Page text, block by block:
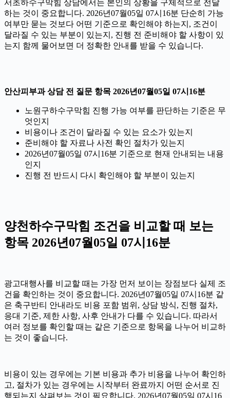
서초하수구막힘 상담에서는 본인의 상황을 구체적으로 전달
하는 것이 중요합니다. 2026년07월05일 07시16분 단순히 가능
여부만 묻는 것보다 어떤 기준으로 확인해야 하는지, 조건이
달라질 수 있는 부분이 있는지, 진행 전 준비해야 할 사항이 있
는지 함께 물어보면 더 정확한 안내를 받을 수 있습니다.
안산피부과 상담 전 질문 항목 2026년07월05일 07시16분
노원구하수구막힘 진행 가능 여부를 판단하는 기준은 무
엇인지
비용이나 조건이 달라질 수 있는 요소가 있는지
준비해야 할 자료나 사전 확인 절차가 있는지
2026년07월05일 07시16분 기준으로 현재 안내되는 내용
인지
진행 전 반드시 다시 확인해야 할 부분이 있는지
양천하수구막힘 조건을 비교할 때 보는
항목 2026년07월05일 07시16분
광고대행사를 비교할 때는 가장 먼저 보이는 장점보다 실제 조
건을 확인하는 것이 중요합니다. 2026년07월05일 07시16분 같
은 축구반티 안내라도 비용 포함 범위, 상담 방식, 진행 절차,
응대 기준, 제한 사항, 사후 안내가 다를 수 있습니다. 따라서
여러 정보를 확인할 때는 같은 기준으로 항목을 나누어 비교하
는 것이 좋습니다.
비용이 있는 경우에는 기본 비용과 추가 비용을 나누어 확인하
고, 절차가 있는 경우에는 시작부터 완료까지 어떤 순서로 진
행되는지 살펴보는 것이 필요합니다. 2026년07월05일 07시16